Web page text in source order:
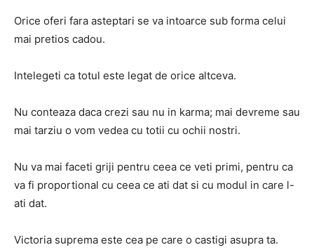
Orice oferi fara asteptari se va intoarce sub forma celui
mai pretios cadou.
Intelegeti ca totul este legat de orice altceva.
Nu conteaza daca crezi sau nu in karma; mai devreme sau
mai tarziu o vom vedea cu totii cu ochii nostri.
Nu va mai faceti griji pentru ceea ce veti primi, pentru ca
va fi proportional cu ceea ce ati dat si cu modul in care l-
ati dat.
Victoria suprema este cea pe care o castigi asupra ta.